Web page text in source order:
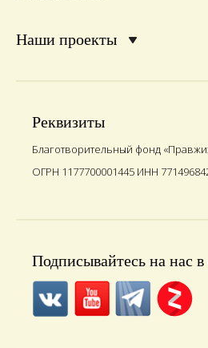
Наши проекты
Реквизиты
Благотворительный фонд
ОГРН 1177700001445 ИНН
Подписывайтесь на нас в